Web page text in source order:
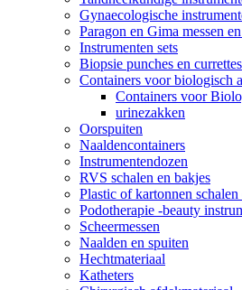
Gynaecologische
Paragon en Gima messen
Instrumenten sets
Biopsie punches en currettes
Containers voor biologisch
Containers voor
urinezakken
Oorspuiten
Naaldencontainers
Instrumentendozen
RVS schalen en bakjes
Plastic of kartonnen schalen
Podotherapie -beauty
Scheermessen
Naalden en spuiten
Hechtmateriaal
Katheters